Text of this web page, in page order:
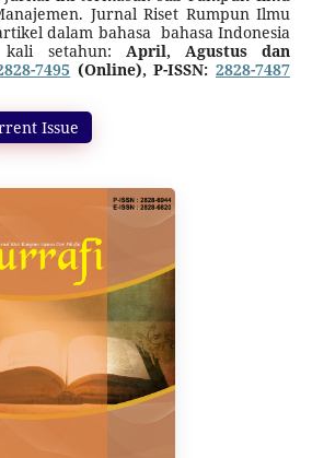
Jurnal Riset Rumpun Ilmu
dalam bahasa bahasa Indonesia
setahun: April, Agustus dan
7495 (Online), P-ISSN:2828-7487
SINTA 5 (Surat Keputusan Direktur
Tinggi, Riset, dan Teknologi Nomor
tanggal 21 Maret 2025 tentang
Issue